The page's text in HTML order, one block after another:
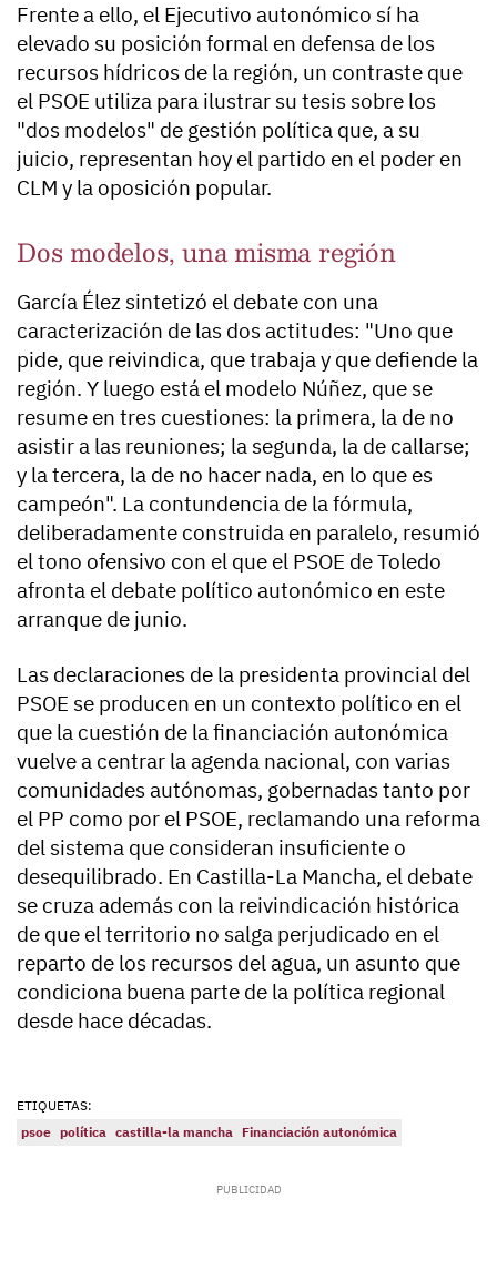
Frente a ello, el Ejecutivo autonómico sí ha
elevado su posición formal en defensa de los
recursos hídricos de la región, un contraste que
el PSOE utiliza para ilustrar su tesis sobre los
"dos modelos" de gestión política que, a su
juicio, representan hoy el partido en el poder en
CLM y la oposición popular.
Dos modelos, una misma región
García Élez sintetizó el debate con una
caracterización de las dos actitudes: "Uno que
pide, que reivindica, que trabaja y que defiende la
región. Y luego está el modelo Núñez, que se
resume en tres cuestiones: la primera, la de no
asistir a las reuniones; la segunda, la de callarse;
y la tercera, la de no hacer nada, en lo que es
campeón". La contundencia de la fórmula,
deliberadamente construida en paralelo, resumió
el tono ofensivo con el que el PSOE de Toledo
afronta el debate político autonómico en este
arranque de junio.
Las declaraciones de la presidenta provincial del
PSOE se producen en un contexto político en el
que la cuestión de la financiación autonómica
vuelve a centrar la agenda nacional, con varias
comunidades autónomas, gobernadas tanto por
el PP como por el PSOE, reclamando una reforma
del sistema que consideran insuficiente o
desequilibrado. En Castilla-La Mancha, el debate
se cruza además con la reivindicación histórica
de que el territorio no salga perjudicado en el
reparto de los recursos del agua, un asunto que
condiciona buena parte de la política regional
desde hace décadas.
ETIQUETAS:
psoe política castilla-la mancha Financiación autonómica